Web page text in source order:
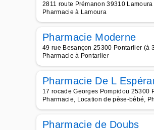
2811 route Prémanon 39310
Pharmacie à Lamoura
Pharmacie Moderne
49 rue Besançon 25300 Pontarlier (à
Pharmacie à Pontarlier
Pharmacie De L
17 rocade Georges Pompidou 25300
Pharmacie, Location de pèse-bébé,
Pharmacie de Doubs